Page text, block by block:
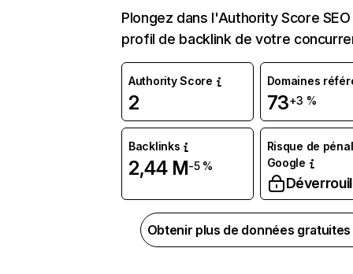
Plongez dans l'Authority Score
profil de backlink de votre
Authority Score
2
Domaines
73+3 %
Backlinks
2,44 M-5 %
Risque de
Google
Obtenir plus de données